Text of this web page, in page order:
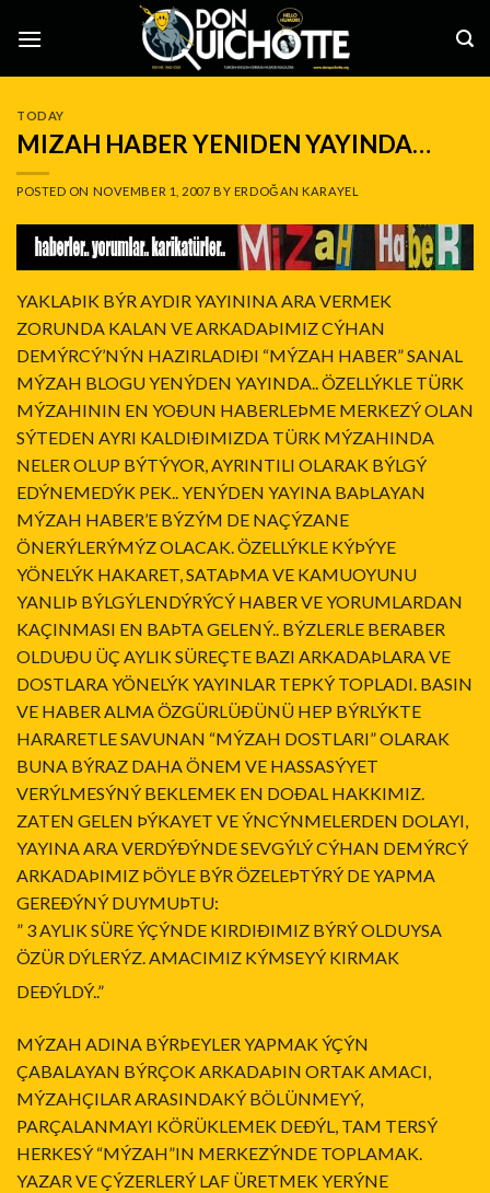
TODAY
MIZAH HABER YENIDEN YAYINDA…
POSTED ON NOVEMBER 1, 2007 BY ERDOĞAN KARAYEL
YAKLAÞIK BÝR AYDIR YAYININA ARA VERMEK
ZORUNDA KALAN VE ARKADAÞIMIZ CÝHAN
DEMÝRCÝ’NÝN HAZIRLADIÐI “MÝZAH HABER” SANAL
MÝZAH BLOGU YENÝDEN YAYINDA.. ÖZELLÝKLE TÜRK
MÝZAHININ EN YOÐUN HABERLEÞME MERKEZÝ OLAN
SÝTEDEN AYRI KALDIÐIMIZDA TÜRK MÝZAHINDA
NELER OLUP BÝTÝYOR, AYRINTILI OLARAK BÝLGÝ
EDÝNEMEDÝK PEK.. YENÝDEN YAYINA BAÞLAYAN
MÝZAH HABER’E BÝZÝM DE NAÇÝZANE
ÖNERÝLERÝMÝZ OLACAK. ÖZELLÝKLE KÝÞÝYE
YÖNELÝK HAKARET, SATAÞMA VE KAMUOYUNU
YANLIÞ BÝLGÝLENDÝRÝCÝ HABER VE YORUMLARDAN
KAÇINMASI EN BAÞTA GELENÝ.. BÝZLERLE BERABER
OLDUÐU ÜÇ AYLIK SÜREÇTE BAZI ARKADAÞLARA VE
DOSTLARA YÖNELÝK YAYINLAR TEPKÝ TOPLADI. BASIN
VE HABER ALMA ÖZGÜRLÜÐÜNÜ HEP BÝRLÝKTE
HARARETLE SAVUNAN “MÝZAH DOSTLARI” OLARAK
BUNA BÝRAZ DAHA ÖNEM VE HASSASÝYET
VERÝLMESÝNÝ BEKLEMEK EN DOÐAL HAKKIMIZ.
ZATEN GELEN ÞÝKAYET VE ÝNCÝNMELERDEN DOLAYI,
YAYINA ARA VERDÝÐÝNDE SEVGÝLÝ CÝHAN DEMÝRCÝ
ARKADAÞIMIZ ÞÖYLE BÝR ÖZELEÞTÝRÝ DE YAPMA
GEREÐÝNÝ DUYMUÞTU:
” 3 AYLIK SÜRE ÝÇÝNDE KIRDIÐIMIZ BÝRÝ OLDUYSA
ÖZÜR DÝLERÝZ. AMACIMIZ KÝMSEYÝ KIRMAK
DEÐÝLDÝ..”
MÝZAH ADINA BÝRÞEYLER YAPMAK ÝÇÝN
ÇABALAYAN BÝRÇOK ARKADAÞIN ORTAK AMACI,
MÝZAHÇILAR ARASINDAKÝ BÖLÜNMEYÝ,
PARÇALANMAYI KÖRÜKLEMEK DEÐÝL, TAM TERSÝ
HERKESÝ “MÝZAH”IN MERKEZÝNDE TOPLAMAK.
YAZAR VE ÇÝZERLERÝ LAF ÜRETMEK YERÝNE